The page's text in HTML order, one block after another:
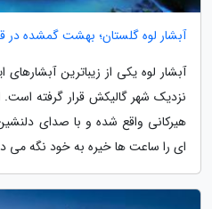
آبشار لوه گلستان؛ بهشت گمشده در
آبشار لوه یکی از زیباترین
نزدیک شهر گالیکش قرار گرفته است.
هیرکانی واقع شده و با صدای
ای را ساعت ها خیره به خود نگه می